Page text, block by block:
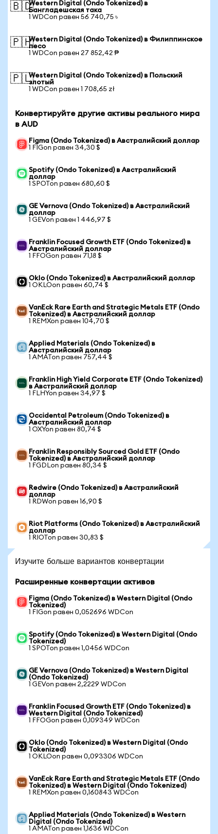
🇧🇩Western Digital (Ondo Tokenized) в
Бангладешская така
1 WDCon равен 56 740,75 ৳
🇵🇭Western Digital (Ondo Tokenized) в Филиппинское
песо
1 WDCon равен 27 852,42 ₱
🇵🇱Western Digital (Ondo Tokenized) в Польский
злотый
1 WDCon равен 1 708,65 zł
Конвертируйте другие активы реального мира
в AUD
Figma (Ondo Tokenized) в Австралийский доллар
1 FIGon равен 34,30 $
Spotify (Ondo Tokenized) в Австралийский
доллар
1 SPOTon равен 680,60 $
GE Vernova (Ondo Tokenized) в Австралийский
доллар
1 GEVon равен 1 446,97 $
Franklin Focused Growth ETF (Ondo Tokenized) в
Австралийский доллар
1 FFOGon равен 71,18 $
Oklo (Ondo Tokenized) в Австралийский доллар
1 OKLOon равен 60,74 $
VanEck Rare Earth and Strategic Metals ETF (Ondo
Tokenized) в Австралийский доллар
1 REMXon равен 104,70 $
Applied Materials (Ondo Tokenized) в
Австралийский доллар
1 AMATon равен 757,44 $
Franklin High Yield Corporate ETF (Ondo Tokenized)
в Австралийский доллар
1 FLHYon равен 34,97 $
Occidental Petroleum (Ondo Tokenized) в
Австралийский доллар
1 OXYon равен 80,74 $
Franklin Responsibly Sourced Gold ETF (Ondo
Tokenized) в Австралийский доллар
1 FGDLon равен 80,34 $
Redwire (Ondo Tokenized) в Австралийский
доллар
1 RDWon равен 16,90 $
Riot Platforms (Ondo Tokenized) в Австралийский
доллар
1 RIOTon равен 30,83 $
Изучите больше вариантов конвертации
Расширенные конвертации активов
Figma (Ondo Tokenized) в Western Digital (Ondo
Tokenized)
1 FIGon равен 0,052696 WDCon
Spotify (Ondo Tokenized) в Western Digital (Ondo
Tokenized)
1 SPOTon равен 1,0456 WDCon
GE Vernova (Ondo Tokenized) в Western Digital
(Ondo Tokenized)
1 GEVon равен 2,2229 WDCon
Franklin Focused Growth ETF (Ondo Tokenized) в
Western Digital (Ondo Tokenized)
1 FFOGon равен 0,109349 WDCon
Oklo (Ondo Tokenized) в Western Digital (Ondo
Tokenized)
1 OKLOon равен 0,093306 WDCon
VanEck Rare Earth and Strategic Metals ETF (Ondo
Tokenized) в Western Digital (Ondo Tokenized)
1 REMXon равен 0,160843 WDCon
Applied Materials (Ondo Tokenized) в Western
Digital (Ondo Tokenized)
1 AMATon равен 1,1636 WDCon